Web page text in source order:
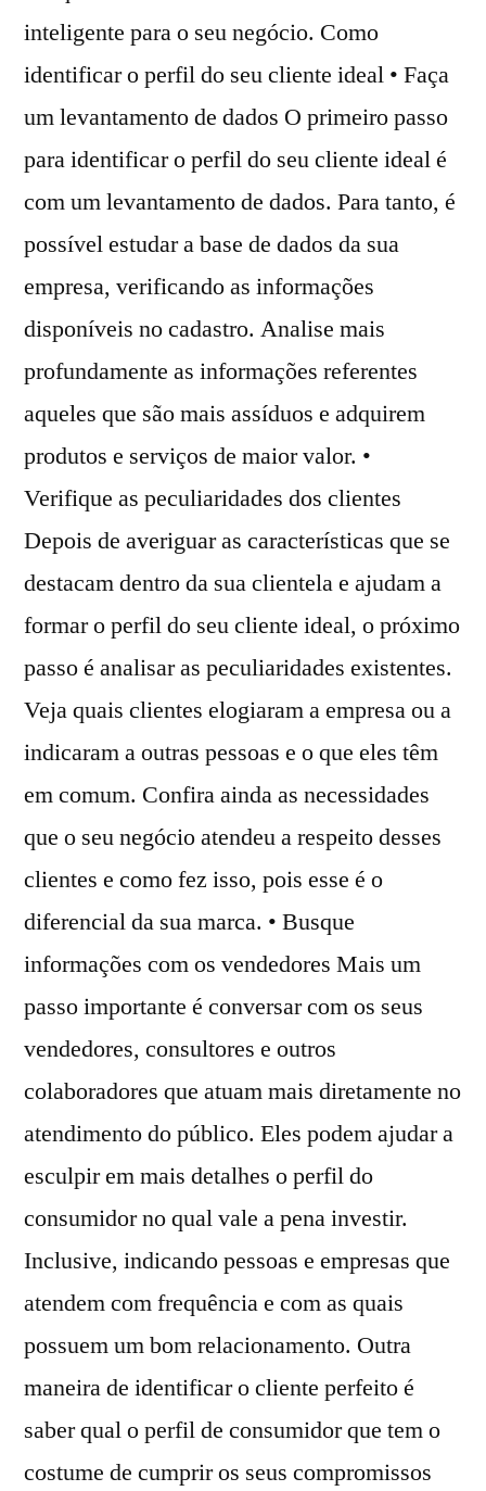
inteligente para o seu negócio. Como
identificar o perfil do seu cliente ideal • Faça
um levantamento de dados O primeiro passo
para identificar o perfil do seu cliente ideal é
com um levantamento de dados. Para tanto, é
possível estudar a base de dados da sua
empresa, verificando as informações
disponíveis no cadastro. Analise mais
profundamente as informações referentes
aqueles que são mais assíduos e adquirem
produtos e serviços de maior valor. •
Verifique as peculiaridades dos clientes
Depois de averiguar as características que se
destacam dentro da sua clientela e ajudam a
formar o perfil do seu cliente ideal, o próximo
passo é analisar as peculiaridades existentes.
Veja quais clientes elogiaram a empresa ou a
indicaram a outras pessoas e o que eles têm
em comum. Confira ainda as necessidades
que o seu negócio atendeu a respeito desses
clientes e como fez isso, pois esse é o
diferencial da sua marca. • Busque
informações com os vendedores Mais um
passo importante é conversar com os seus
vendedores, consultores e outros
colaboradores que atuam mais diretamente no
atendimento do público. Eles podem ajudar a
esculpir em mais detalhes o perfil do
consumidor no qual vale a pena investir.
Inclusive, indicando pessoas e empresas que
atendem com frequência e com as quais
possuem um bom relacionamento. Outra
maneira de identificar o cliente perfeito é
saber qual o perfil de consumidor que tem o
costume de cumprir os seus compromissos